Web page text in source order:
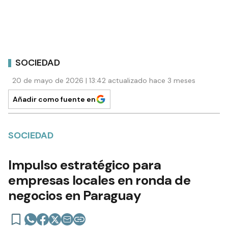
SOCIEDAD
20 de mayo de 2026 | 13:42 actualizado hace 3 meses
Añadir como fuente en
SOCIEDAD
Impulso estratégico para
empresas locales en ronda de
negocios en Paraguay